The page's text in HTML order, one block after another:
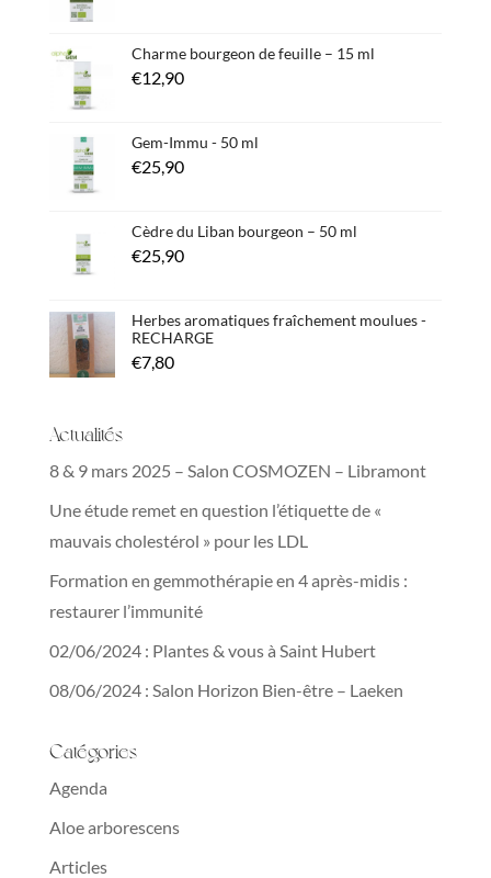
Charme bourgeon de feuille – 15 ml
€12,90
Gem-Immu - 50 ml
€25,90
Cèdre du Liban bourgeon – 50 ml
€25,90
Herbes aromatiques fraîchement moulues -
RECHARGE
€7,80
Actualités
8 & 9 mars 2025 – Salon COSMOZEN – Libramont
Une étude remet en question l’étiquette de «
mauvais cholestérol » pour les LDL
Formation en gemmothérapie en 4 après-midis :
restaurer l’immunité
02/06/2024 : Plantes & vous à Saint Hubert
08/06/2024 : Salon Horizon Bien-être – Laeken
Catégories
Agenda
Aloe arborescens
Articles